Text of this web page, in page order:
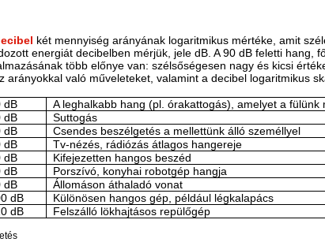
két mennyiség arányának logaritmikus mértéke, amit
energiát decibelben mérjük, jele dB. A 90 dB feletti
több előnye van: szélsőségesen nagy és kicsi
arányokkal való műveleteket, valamint a decibel logaritmikus
dB
A leghalkabb hang (pl. órakattogás), amelyet a fülünk
dB
Suttogás
dB
Csendes beszélgetés a mellettünk álló személlyel
dB
Tv-nézés, rádiózás átlagos hangereje
dB
Kifejezetten hangos beszéd
dB
Porszívó, konyhai robotgép hangja
dB
Állomáson áthaladó vonat
dB
Különösen hangos gép, például légkalapács
dB
Felszálló lökhajtásos repülőgép